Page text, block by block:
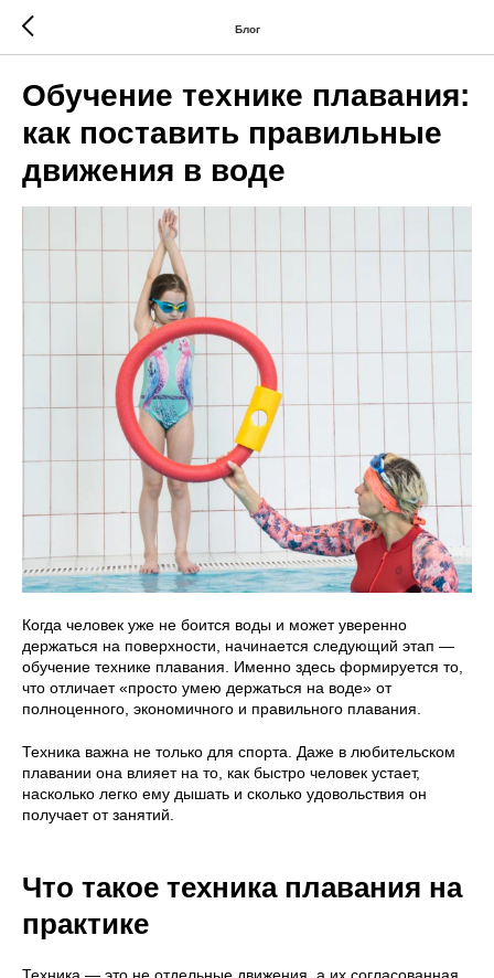
Блог
Обучение технике плавания:
как поставить правильные
движения в воде
Когда человек уже не боится воды и может уверенно
держаться на поверхности, начинается следующий этап —
обучение технике плавания. Именно здесь формируется то,
что отличает «просто умею держаться на воде» от
полноценного, экономичного и правильного плавания.
Техника важна не только для спорта. Даже в любительском
плавании она влияет на то, как быстро человек устает,
насколько легко ему дышать и сколько удовольствия он
получает от занятий.
Что такое техника плавания на
практике
Техника — это не отдельные движения, а их согласованная